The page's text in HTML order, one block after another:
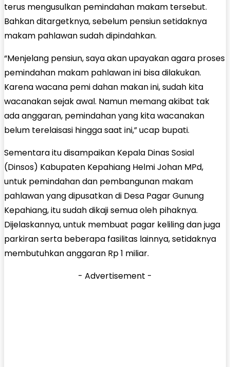
terus mengusulkan pemindahan makam tersebut.
Bahkan ditargetknya, sebelum pensiun setidaknya
makam pahlawan sudah dipindahkan.
“Menjelang pensiun, saya akan upayakan agara proses
pemindahan makam pahlawan ini bisa dilakukan.
Karena wacana pemi dahan makan ini, sudah kita
wacanakan sejak awal. Namun memang akibat tak
ada anggaran, pemindahan yang kita wacanakan
belum terelaisasi hingga saat ini,” ucap bupati.
Sementara itu disampaikan Kepala Dinas Sosial
(Dinsos) Kabupaten Kepahiang Helmi Johan MPd,
untuk pemindahan dan pembangunan makam
pahlawan yang dipusatkan di Desa Pagar Gunung
Kepahiang, itu sudah dikaji semua oleh pihaknya.
Dijelaskannya, untuk membuat pagar keliling dan juga
parkiran serta beberapa fasilitas lainnya, setidaknya
membutuhkan anggaran Rp 1 miliar.
- Advertisement -